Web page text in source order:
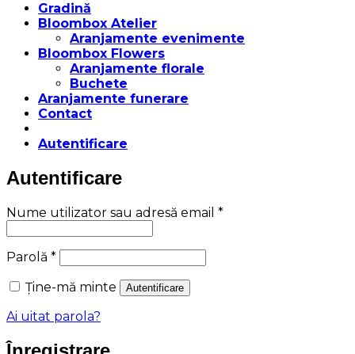
Gradină
Bloombox Atelier
Aranjamente evenimente
Bloombox Flowers
Aranjamente florale
Buchete
Aranjamente funerare
Contact
Autentificare
Autentificare
Nume utilizator sau adresă email *Obligatoriu
Parolă *Obligatoriu
Ține-mă minte Autentificare
Ai uitat parola?